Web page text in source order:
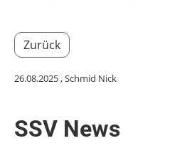
Zurück
26.08.2025, Schmid Nick
SSV News